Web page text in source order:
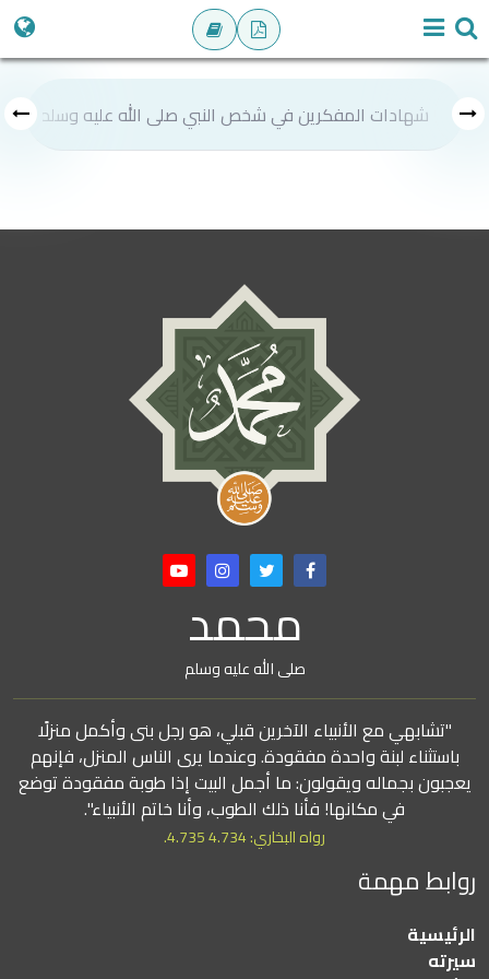
شهادات المفكرين في شخص النبي صلى الله عليه وسلم
محمد
صلى الله عليه وسلم
"تشابهي مع الأنبياء الآخرين قبلي، هو رجل بنى وأكمل منزلًا
باستثناء لبنة واحدة مفقودة. وعندما يرى الناس المنزل، فإنهم
يعجبون بجماله ويقولون: ما أجمل البيت إذا طوبة مفقودة توضع
في مكانها! فأنا ذلك الطوب، وأنا خاتم الأنبياء".
رواه البخاري: 4.734 4.735.
روابط مهمة
الرئيسية
سيرته